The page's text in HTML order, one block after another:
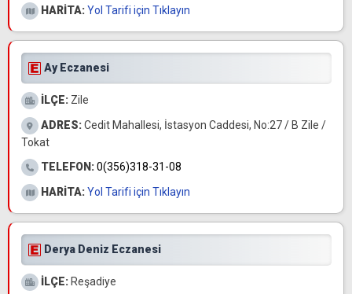
HARİTA:Yol Tarifi için Tıklayın
Ay Eczanesi
İLÇE: Zile
ADRES:Cedit Mahallesi, İstasyon Caddesi, No:27 / B Zile /
Tokat
TELEFON:0(356)318-31-08
HARİTA:Yol Tarifi için Tıklayın
Derya Deniz Eczanesi
İLÇE: Reşadiye